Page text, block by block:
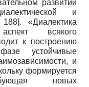
развитии
и
. «Диалектика
всякого
к построению
устойчивые
и
формируется
новых